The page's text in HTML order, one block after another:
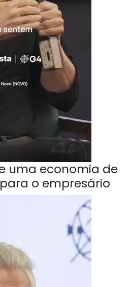
uma economia de
o empresário